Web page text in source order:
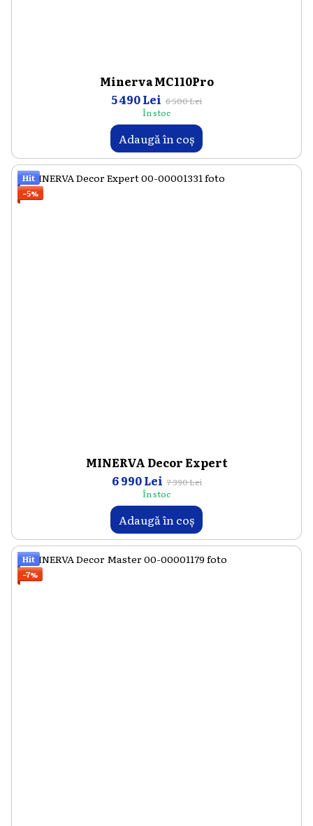
Minerva MC110Pro
5 490 Lei 6 500 Lei
În stoc
Adaugă în coș
Hit
−5%
MINERVA Decor Expert
6 990 Lei 7 390 Lei
În stoc
Adaugă în coș
Hit
−7%